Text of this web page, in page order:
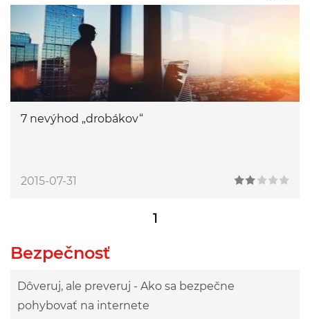
7 nevýhod „drobákov“
2015-07-31
1
Bezpečnosť
Dôveruj, ale preveruj - Ako sa bezpečne
pohybovať na internete